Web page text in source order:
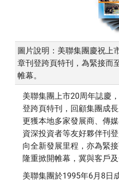
圖片說明：美聯集團慶祝上
章刊登跨頁特刊，為緊接而
帷幕。
美聯集團上市20周年誌慶
登跨頁特刊，回顧集團成
更獲本地多家發展商、傳
資深投資者等友好夥伴刊
向全新發展里程，亦為緊
隆重掀開帷幕，冀與客戶
美聯集團於1995年6月8日